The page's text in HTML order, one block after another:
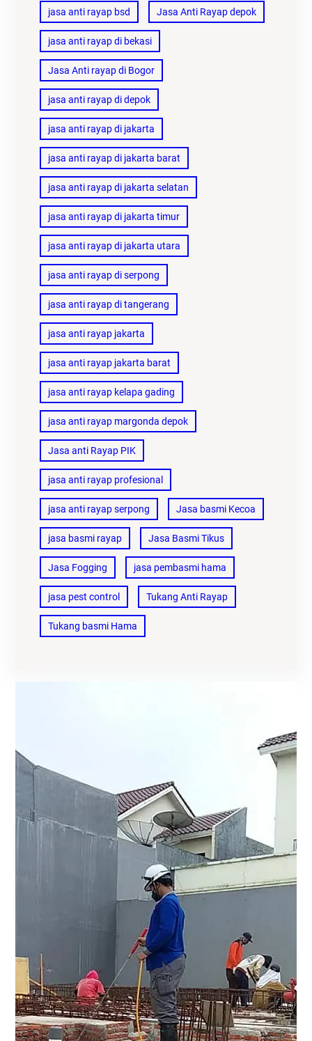
jasa anti rayap bsd Jasa Anti Rayap depok
jasa anti rayap di bekasi
Jasa Anti rayap di Bogor
jasa anti rayap di depok
jasa anti rayap di jakarta
jasa anti rayap di jakarta barat
jasa anti rayap di jakarta selatan
jasa anti rayap di jakarta timur
jasa anti rayap di jakarta utara
jasa anti rayap di serpong
jasa anti rayap di tangerang
jasa anti rayap jakarta
jasa anti rayap jakarta barat
jasa anti rayap kelapa gading
jasa anti rayap margonda depok
Jasa anti Rayap PIK
jasa anti rayap profesional
jasa anti rayap serpong Jasa basmi Kecoa
jasa basmi rayap Jasa Basmi Tikus
Jasa Fogging jasa pembasmi hama
jasa pest control Tukang Anti Rayap
Tukang basmi Hama